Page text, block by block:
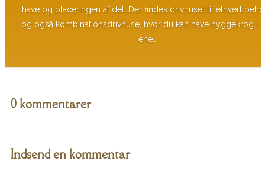
have og placeringen af det. Der findes drivhuset til ethvert
og også kombinationsdrivhuse, hvor du kan have hyggekrog i
ene...
0 kommentarer
Indsend en kommentar